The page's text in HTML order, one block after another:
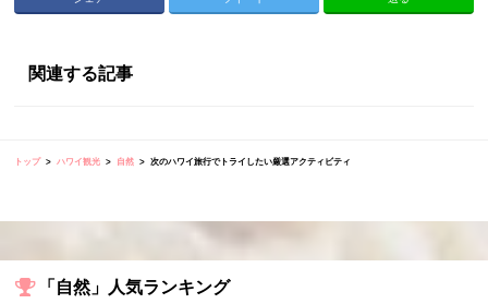
関連する記事
トップ ハワイ観光 自然 次のハワイ旅行でトライしたい厳選アクティビティ
「自然」人気ランキング